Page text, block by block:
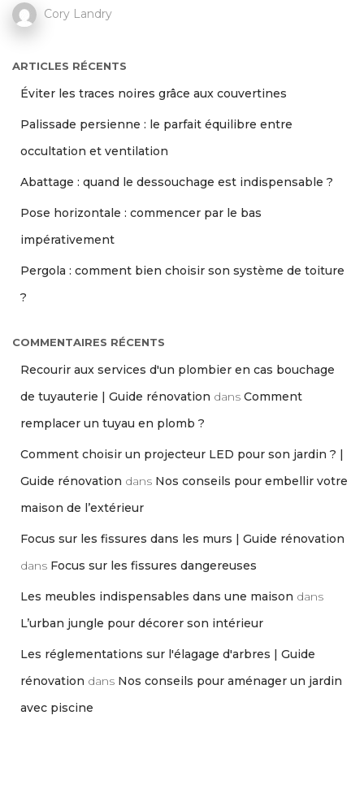
Cory Landry
ARTICLES RÉCENTS
Éviter les traces noires grâce aux couvertines
Palissade persienne : le parfait équilibre entre
occultation et ventilation
Abattage : quand le dessouchage est indispensable ?
Pose horizontale : commencer par le bas
impérativement
Pergola : comment bien choisir son système de toiture
?
COMMENTAIRES RÉCENTS
Recourir aux services d'un plombier en cas bouchage
de tuyauterie | Guide rénovation dans Comment
remplacer un tuyau en plomb ?
Comment choisir un projecteur LED pour son jardin ? |
Guide rénovation dans Nos conseils pour embellir votre
maison de l’extérieur
Focus sur les fissures dans les murs | Guide rénovation
dans Focus sur les fissures dangereuses
Les meubles indispensables dans une maison dans
L’urban jungle pour décorer son intérieur
Les réglementations sur l'élagage d'arbres | Guide
rénovation dans Nos conseils pour aménager un jardin
avec piscine